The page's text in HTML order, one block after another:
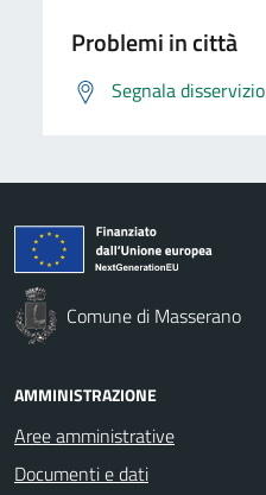
Problemi in città
Segnala disservizio
Comune di Masserano
AMMINISTRAZIONE
Aree amministrative
Documenti e dati